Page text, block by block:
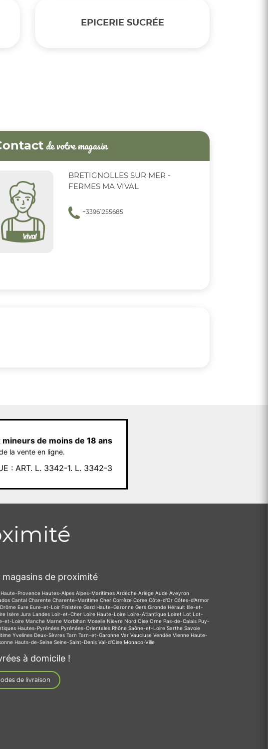
EPICERIE SUCRÉE
de votre magasin
BRETIGNOLLES SUR MER -
FERMES MA VIVAL
+33961255685
de moins de 18 ans
la vente en ligne.
: ART. L. 3342-1. L. 3342-3
de proximité
Provence Hautes-Alpes Alpes-Maritimes Ardèche Ariège Aude Aveyron
Cantal Charente Charente-Maritime Cher Corrèze Corse Côte-d'Or Côtes-d'Armor
Drôme Eure Eure-et-Loir Finistère Gard Haute-Garonne Gers Gironde Hérault Ille-et-
Isère Jura Landes Loir-et-Cher Loire Haute-Loire Loire-Atlantique Loiret Lot Lot-
et-Loire Manche Marne Morbihan Moselle Nièvre Nord Oise Orne Pas-de-Calais Puy-
Hautes-Pyrénées Pyrénées-Orientales Rhône Saône-et-Loire Sarthe Savoie
Yvelines Deux-Sèvres Tarn Tarn-et-Garonne Var Vaucluse Vendée Vienne Haute-
Hauts-de-Seine Seine-Saint-Denis Val-d'Oise Monaco-Ville
à domicile !
de livraison